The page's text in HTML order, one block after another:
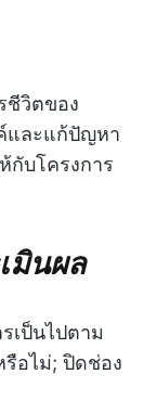
ชีวิตของ
และแก้ปัญหา
กับโครงการ
มินผล
เป็นไปตาม
อไม่; ปิดช่อง